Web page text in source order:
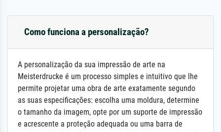
Como funciona a personalização?
A personalização da sua impressão de arte na
Meisterdrucke é um processo simples e intuitivo que lhe
permite projetar uma obra de arte exatamente segundo
as suas especificações: escolha uma moldura, determine
o tamanho da imagem, opte por um suporte de impressão
e acrescente a proteção adequada ou uma barra de